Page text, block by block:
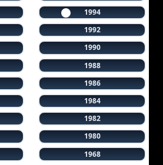
1994
1992
1990
1988
1986
1984
1982
1980
1968